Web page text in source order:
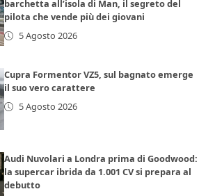
barchetta all’isola di Man, il segreto del
pilota che vende più dei giovani
5 Agosto 2026
Cupra Formentor VZ5, sul bagnato emerge
il suo vero carattere
5 Agosto 2026
Audi Nuvolari a Londra prima di Goodwood:
la supercar ibrida da 1.001 CV si prepara al
debutto